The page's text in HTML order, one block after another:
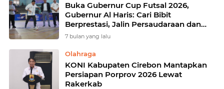
Buka Gubernur Cup Futsal 2026,
Gubernur Al Haris: Cari Bibit
Berprestasi, Jalin Persaudaraan dan
Jaga Sportivitas
7 bulan yang lalu
Olahraga
KONI Kabupaten Cirebon Mantapkan
Persiapan Porprov 2026 Lewat
Rakerkab